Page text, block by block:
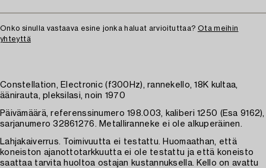
Onko sinulla vastaava esine jonka haluat arvioituttaa? Ota meihin
yhteyttä
Constellation, Electronic (f300Hz), rannekello, 18K kultaa,
äänirauta, pleksilasi, noin 1970
Päivämäärä, referenssinumero 198.003, kaliberi 1250 (Esa 9162),
sarjanumero 32861276. Metalliranneke ei ole alkuperäinen.
Lahjakaiverrus. Toimivuutta ei testattu. Huomaathan, että
koneiston ajanottotarkkuutta ei ole testattu ja että koneisto
saattaa tarvita huoltoa ostajan kustannuksella. Kello on avattu